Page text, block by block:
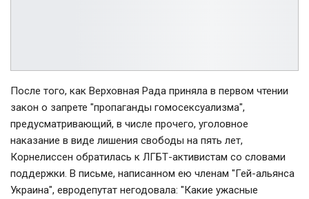
После того, как Верховная Рада приняла в первом чтении
закон о запрете "пропаганды гомосексуализма",
предусматривающий, в числе прочего, уголовное
наказание в виде лишения свободы на пять лет,
Корнелиссен обратилась к ЛГБТ-активистам со словами
поддержки. В письме, написанном ею членам "Гей-альянса
Украина", евродепутат негодовала: "Какие ужасные